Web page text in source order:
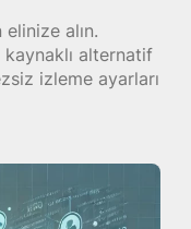
alın.
kaynaklı alternatif
izleme ayarları